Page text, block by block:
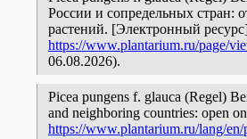
России и сопредельных стран:
растений. [Электронный
https://www.plantarium.ru/page/
06.08.2026).
Picea pungens f. glauca (Regel)
and neighboring countries: open
https://www.plantarium.ru/lang/